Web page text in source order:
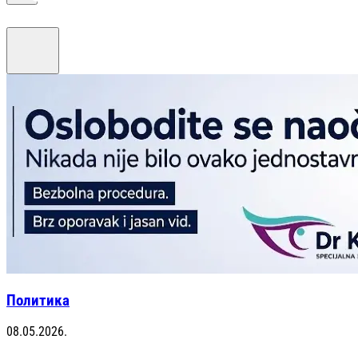
Политика
08.05.2026.